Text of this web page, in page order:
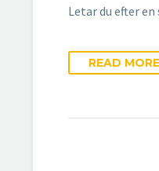
Letar du efter
READ MORE